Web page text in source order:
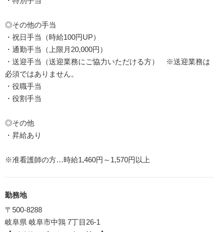
◎その他の手当
・祝日手当（時給100円UP）
・通勤手当（上限月20,000円）
・送迎手当（送迎業務にご協力いただける方） ※送迎業務は
必須ではありません。
・役職手当
・役割手当
◎その他
・昇給あり
※准看護師の方…時給1,460円～1,570円以上
勤務地
〒500-8288
岐阜県 岐阜市中鶉 7丁目26-1